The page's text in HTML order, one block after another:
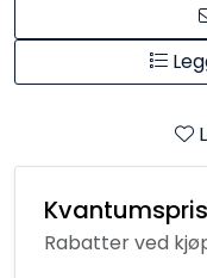
Rabatter ved